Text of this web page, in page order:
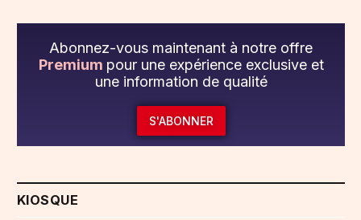
Abonnez-vous maintenant à notre offre
Premium pour une expérience exclusive et
une information de qualité
S'ABONNER
KIOSQUE